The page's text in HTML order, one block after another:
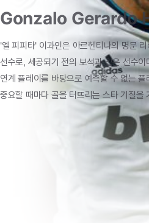
Gonzalo Gerardo
'엘 피피타' 이과인은 아르헨티나의명문
선수로, 세공되기 전의 보석과같은 선수이
연계 플레이를 바탕으로 예측할수없는플
중요할 때마다 골을 터뜨리는 스타기질을